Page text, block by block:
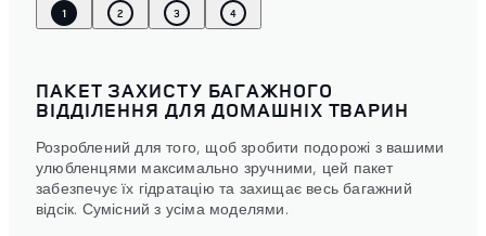
1 2 3 4
ПАКЕТ ЗАХИСТУ БАГАЖНОГО
ВІДДІЛЕННЯ ДЛЯ ДОМАШНІХ ТВАРИН
Розроблений для того, щоб зробити подорожі з вашими
улюбленцями максимально зручними, цей пакет
забезпечує їх гідратацію та захищає весь багажний
відсік. Сумісний з усіма моделями.